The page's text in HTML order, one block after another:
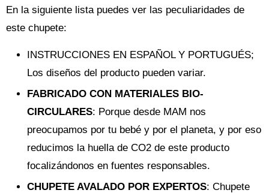
En la siguiente lista puedes ver las peculiaridades de
este chupete:
INSTRUCCIONES EN ESPAÑOL Y PORTUGUÉS;
Los diseños del producto pueden variar.
FABRICADO CON MATERIALES BIO-
CIRCULARES: Porque desde MAM nos
preocupamos por tu bebé y por el planeta, y por eso
reducimos la huella de CO2 de este producto
focalizándonos en fuentes responsables.
CHUPETE AVALADO POR EXPERTOS: Chupete